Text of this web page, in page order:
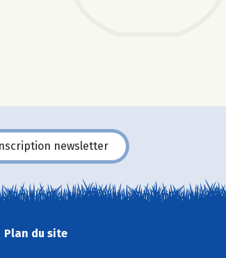
Inscription newsletter
Plan du site